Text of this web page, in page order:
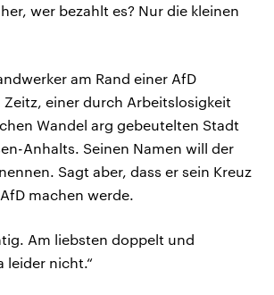
wer bezahlt es? Nur die kleinen
am Rand einer AfD
einer durch Arbeitslosigkeit
Wandel arg gebeutelten Stadt
Anhalts. Seinen Namen will der
Sagt aber, dass er sein Kreuz
machen werde.
Am liebsten doppelt und
leider nicht.“